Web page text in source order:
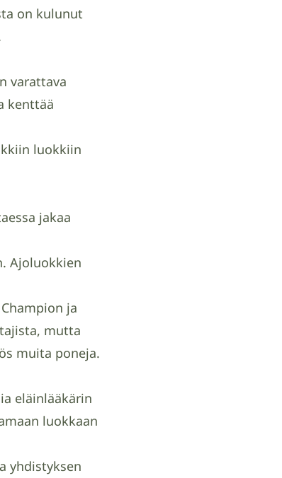
on kulunut
varattava
kenttää
luokkiin
jakaa
Ajoluokkien
ja
mutta
muita poneja.
eläinlääkärin
luokkaan
yhdistyksen